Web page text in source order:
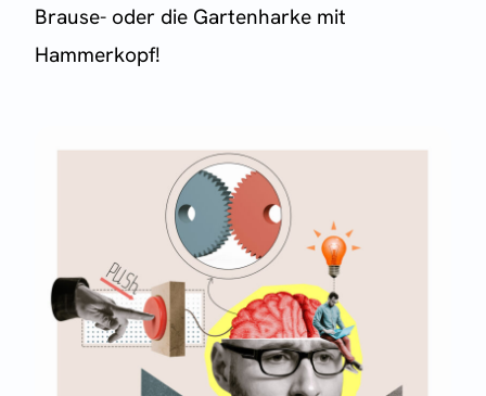
Brause- oder die Gartenharke mit
Hammerkopf!